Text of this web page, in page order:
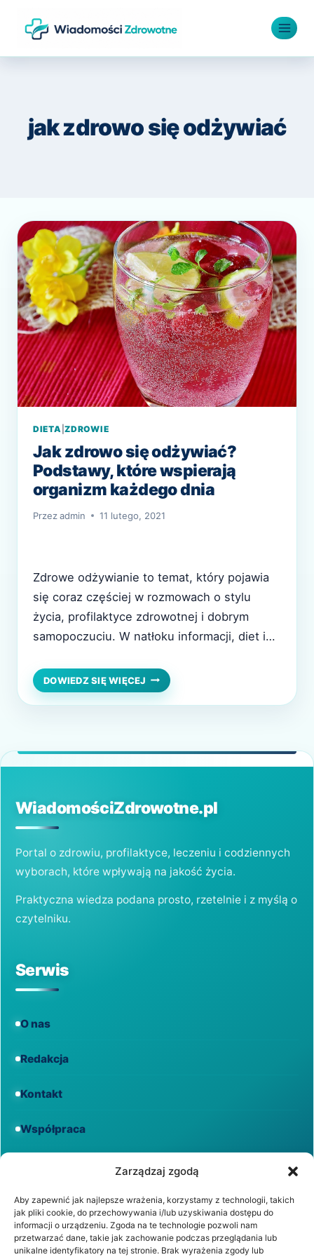
Zarządzaj zgodą
Aby zapewnić jak najlepsze wrażenia, korzystamy z technologii, takich
jak pliki cookie, do przechowywania i/lub uzyskiwania dostępu do
informacji o urządzeniu. Zgoda na te technologie pozwoli nam
przetwarzać dane, takie jak zachowanie podczas przeglądania lub
unikalne identyfikatory na tej stronie. Brak wyrażenia zgody lub
jak zdrowo się odżywiać
DIETA |ZDROWIE
Jak zdrowo się odżywiać?
Podstawy, które wspierają
organizm każdego dnia
Przezadmin 11 lutego, 2021
Zdrowe odżywianie to temat, który pojawia
się coraz częściej w rozmowach o stylu
życia, profilaktyce zdrowotnej i dobrym
samopoczuciu. W natłoku informacji, diet i
dlatego wiele osób zadaje sobie pytanie, od
czego właściwie zacząć. Czy zdrowe
ulubionych potraw? W…
DOWIEDZ SIĘ WIĘCEJ JAK
ZDROWO
SIĘ
DNIA
WiadomościZdrowotne.pl
Portal o zdrowiu, profilaktyce, leczeniu i codziennych
wyborach, które wpływają na jakość życia.
Praktyczna wiedza podana prosto, rzetelnie i z myślą o
czytelniku.
Serwis
O nas
Redakcja
Kontakt
Współpraca
Regulamin